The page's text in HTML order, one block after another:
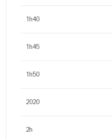
1h40
1h45
1h50
2020
2h